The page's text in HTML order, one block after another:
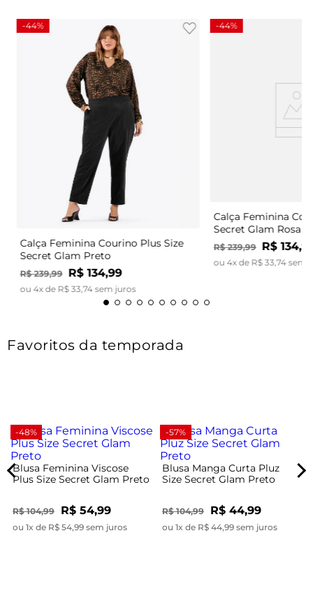
-44%
Calça Feminina Courino Plus Size
Secret Glam Preto
R$ 239,99 R$ 134,99
ou 4x de R$ 33 ,74sem juros
-44%
Calça Feminina
Secret Glam Rosa
R$ 239,99 R$ 134,
ou 4x de R$ 33,74sem
Favoritos da temporada
-48%
Blusa Feminina Viscose
Plus Size Secret Glam Preto
R$ 104,99 R$ 54,99
ou 1x de R$ 54,99 sem juros
-57%
Blusa Manga Curta Pluz
Size Secret Glam Preto
R$ 104,99 R$ 44,99
ou 1x de R$ 44,99 sem juros